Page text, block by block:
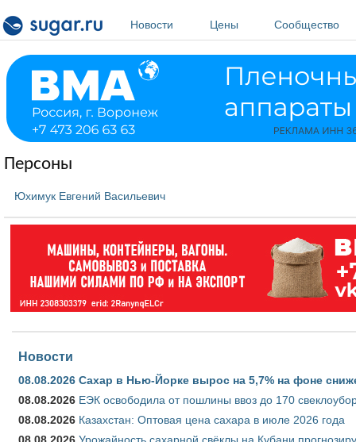
Новости
Цены Сообщество
Персоны
Юхимук Евгений Васильевич
Новости
08.08.2026 Сахар в Нью-Йорке вырос на 5,7% на фоне
08.08.2026 ЕЭК освободила от пошлины ввоз до 170
08.08.2026 Казахстан: Оптовая цена сахара в июле 2026 года
08.08.2026 Урожайность сахарной свёклы на Кубани